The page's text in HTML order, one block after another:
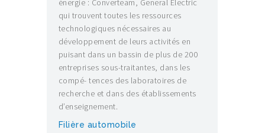
énergie : Converteam, General Electric
qui trouvent toutes les ressources
technologiques nécessaires au
développement de leurs activités en
puisant dans un bassin de plus de 200
entreprises sous-traitantes, dans les
compé- tences des laboratoires de
recherche et dans des établissements
d’enseignement.
Filière automobile